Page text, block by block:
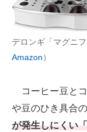
デロンギ「マグニ
Amazon）
コーヒー豆と
や豆のひき具合
が発生しにくい